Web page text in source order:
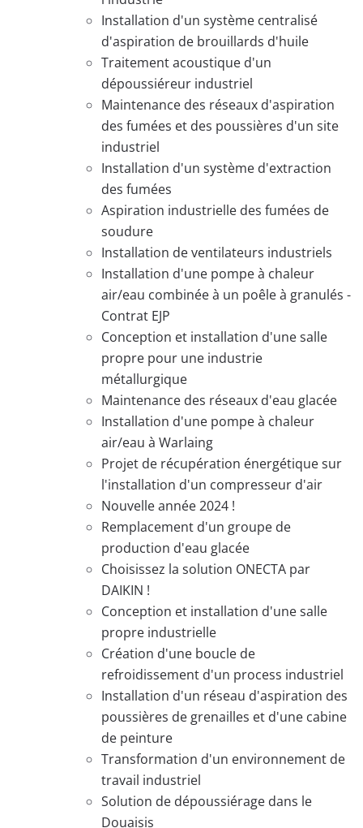
Installation d'un système centralisé
d'aspiration de brouillards d'huile
Traitement acoustique d'un
dépoussiéreur industriel
Maintenance des réseaux d'aspiration
des fumées et des poussières d'un site
industriel
Installation d'un système d'extraction
des fumées
Aspiration industrielle des fumées de
soudure
Installation de ventilateurs industriels
Installation d'une pompe à chaleur
air/eau combinée à un poêle à granulés -
Contrat EJP
Conception et installation d'une salle
propre pour une industrie
métallurgique
Maintenance des réseaux d'eau glacée
Installation d'une pompe à chaleur
air/eau à Warlaing
Projet de récupération énergétique sur
l'installation d'un compresseur d'air
Nouvelle année 2024 !
Remplacement d'un groupe de
production d'eau glacée
Choisissez la solution ONECTA par
DAIKIN !
Conception et installation d'une salle
propre industrielle
Création d'une boucle de
refroidissement d'un process industriel
Installation d'un réseau d'aspiration des
poussières de grenailles et d'une cabine
de peinture
Transformation d'un environnement de
travail industriel
Solution de dépoussiérage dans le
Douaisis